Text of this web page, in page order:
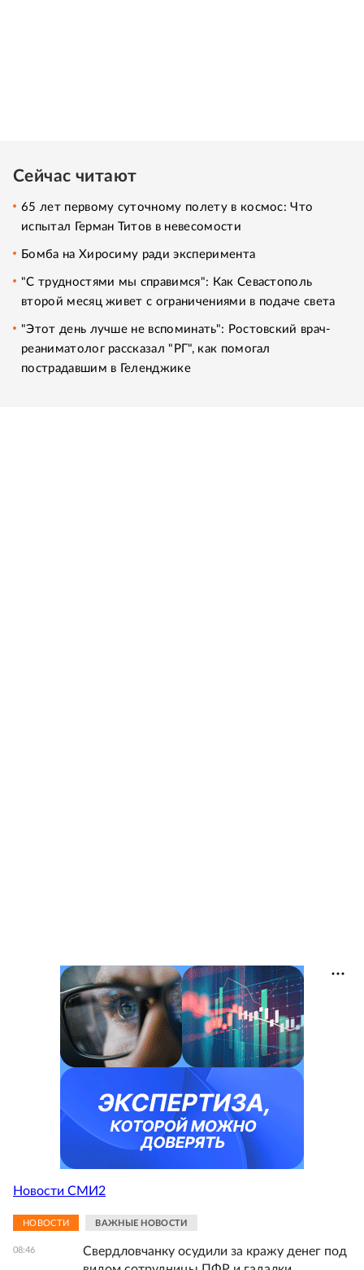
Сейчас читают
65 лет первому суточному полету в космос: Что
испытал Герман Титов в невесомости
Бомба на Хиросиму ради эксперимента
"С трудностями мы справимся": Как Севастополь
второй месяц живет с ограничениями в подаче света
"Этот день лучше не вспоминать": Ростовский врач-
реаниматолог рассказал "РГ", как помогал
пострадавшим в Геленджике
Новости СМИ2
НОВОСТИ ВАЖНЫЕ НОВОСТИ
08:46
Свердловчанку осудили за кражу денег под